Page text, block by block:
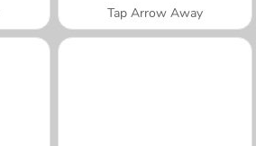
Tap Arrow Away